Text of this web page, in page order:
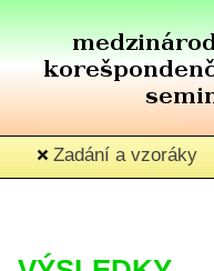
Zadání a vzoráky